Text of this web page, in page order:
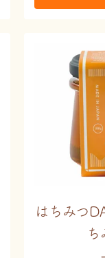
はちみつ
ち